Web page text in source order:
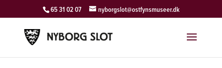
65 31 02 07 nyborgslot@ostfynsmuseer.dk